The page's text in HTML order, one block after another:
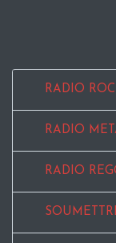
RADIO
RADIO
RADIO